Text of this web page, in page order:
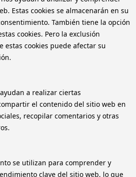
Estas cookies se almacenarán en su
También tiene la opción
cookies. Pero la exclusión
estas cookies puede afectar su
a realizar ciertas
el contenido del sitio web en
recopilar comentarios y otras
se utilizan para comprender y
clave del sitio web, lo que